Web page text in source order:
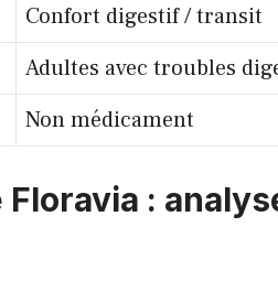
Confort digestif / transit
Adultes avec troubles
Non médicament
: